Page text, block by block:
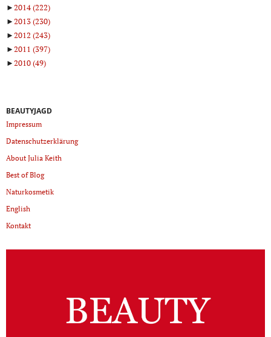
►2014(222)
►2013(230)
►2012 (243)
►2011 (397)
►2010(49)
BEAUTYJAGD
Impressum
Datenschutzerklärung
About Julia Keith
Best of Blog
Naturkosmetik
English
Kontakt